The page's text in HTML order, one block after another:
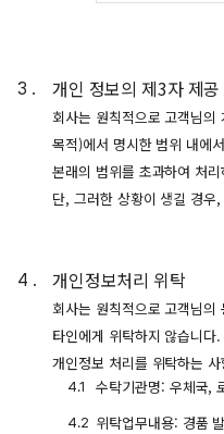
개인 정보의 제3자 제공
회사는 원칙적으로 고객님의
목적)에서 명시한 범위 내에
본래의 범위를 초과하여 처
단, 그러한 상황이 생길 경우
개인정보처리 위탁
회사는 원칙적으로 고객님의
타인에게 위탁하지 않습니
개인정보 처리를 위탁하는
수탁기관명: 우체국,
위탁업무내용: 경품